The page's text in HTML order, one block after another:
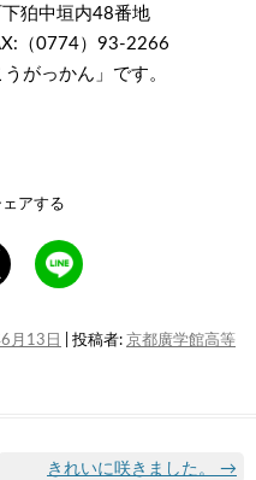
狛中垣内48番地
（0774）93-2266
がっかん」です。
アする
月13日 投稿者: 京都廣学館高等
きれいに咲きました。 →